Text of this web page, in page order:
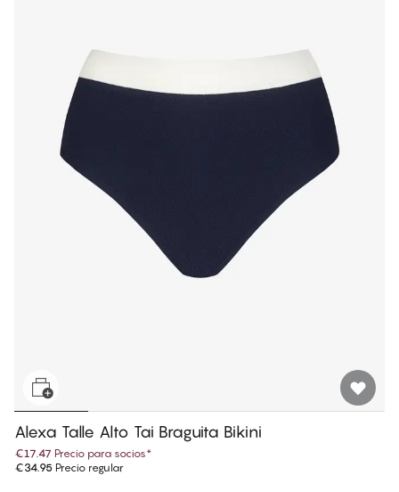
Alexa Talle Alto Tai Braguita Bikini
€17.47 Precio para socios*
€34.95 Precio regular